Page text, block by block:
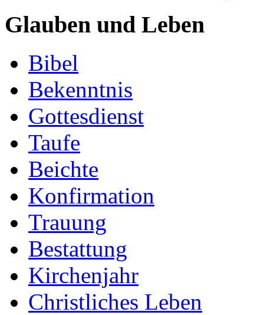
Glauben und Leben
Bibel
Bekenntnis
Gottesdienst
Taufe
Beichte
Konfirmation
Trauung
Bestattung
Kirchenjahr
Christliches Leben